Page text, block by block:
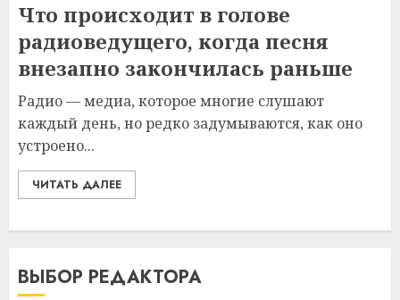
Что происходит в голове
радиоведущего, когда песня
внезапно закончилась раньше
Радио — медиа, которое многие слушают
каждый день, но редко задумываются, как оно
устроено...
ЧИТАТЬ ДАЛЕЕ
ВЫБОР РЕДАКТОРА